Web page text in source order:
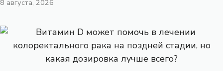
8 августа, 2026